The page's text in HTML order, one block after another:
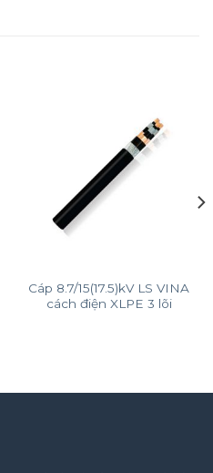
Cáp 8.7/15(17.5)kV LS VINA
cách điện XLPE 3 lõi